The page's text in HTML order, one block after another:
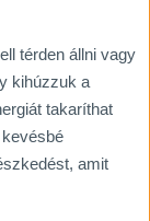
térden állni vagy
kihúzzuk a
takaríthat
amit